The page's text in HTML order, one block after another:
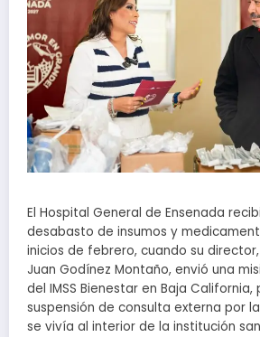
El Hospital General de Ensenada
desabasto de insumos y
inicios de febrero, cuando su
Juan Godínez Montaño, envió una
del IMSS Bienestar en Baja
suspensión de consulta externa por
se vivía al interior de la institución